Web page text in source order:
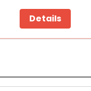
Details